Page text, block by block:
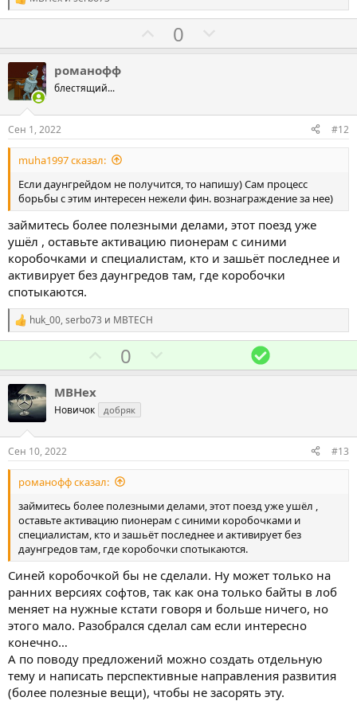
ь
а
ь
р
и
в
Р
е
и
:
о
с
в
т
ь
з
а
0
о
с
в
т
ь
п
р
о
т
романофф
блестящий...
Сен 1, 2022 #12
muha1997 сказал:
Если даунгрейдом не получится, то напишу) Сам процесс
борьбы с этим интересен нежели фин. вознаграждение за нее)
займитесь более полезными делами, этот поезд уже
ушёл , оставьте активацию пионерам с синими
коробочками и специалистам, кто и зашьёт последнее и
активирует без даунгредов там, где коробочки
спотыкаются.
Р
е
и
и
:
huk_00,serbo73 и MBTECH
о
о
с
в
а
т
ь
з
а
0
о
с
в
т
ь
п
р
о
т
и
Р
е
н
е
MBHex
Новичок добряк
Сен 10, 2022 #13
романофф сказал:
займитесь более полезными делами, этот поезд уже ушёл ,
оставьте активацию пионерам с синими коробочками и
специалистам, кто и зашьёт последнее и активирует без
даунгредов там, где коробочки спотыкаются.
Синей коробочкой бы не сделали. Ну может только на
ранних версиях софтов, так как она только байты в лоб
меняет на нужные кстати говоря и больше ничего, но
этого мало. Разобрался сделал сам если интересно
конечно…
А по поводу предложений можно создать отдельную
тему и написать перспективные направления развития
(более полезные вещи), чтобы не засорять эту.